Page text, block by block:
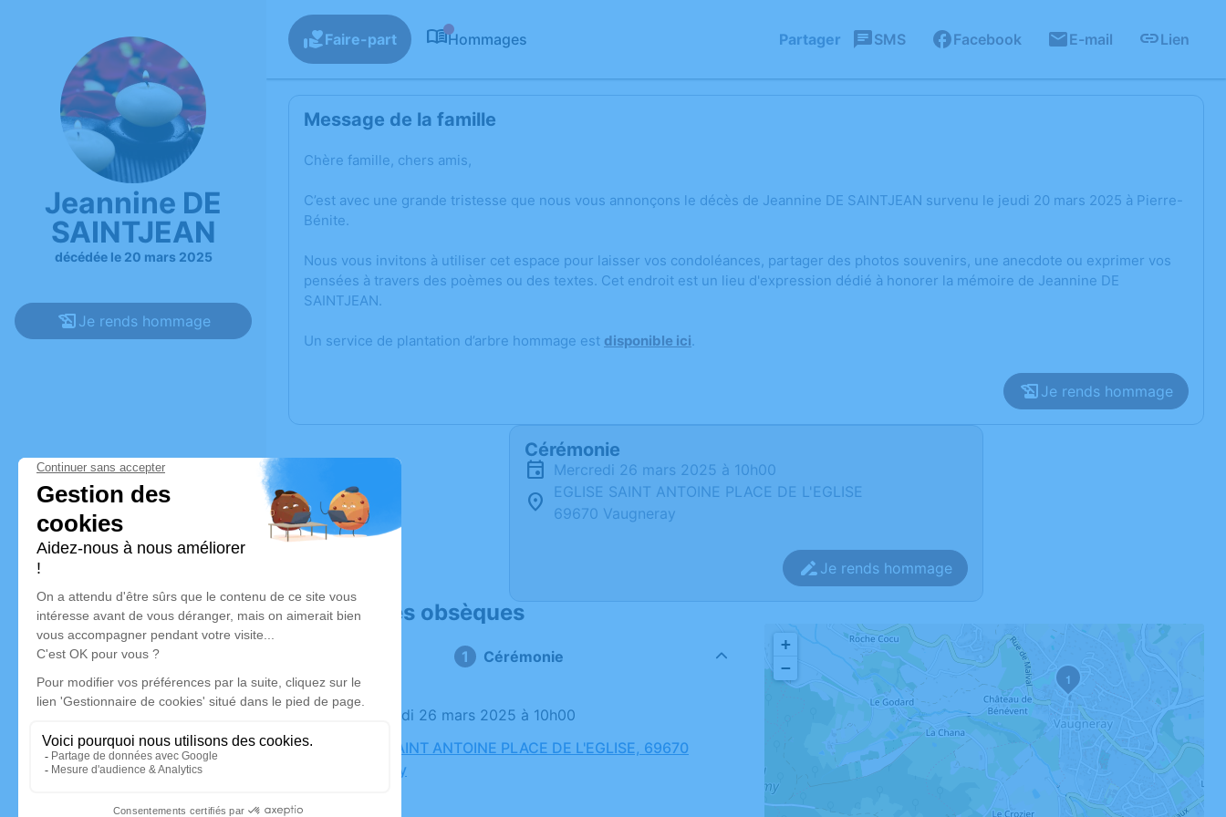
Jeannine DE
SAINTJEAN
décédée le 20 mars 2025
Je rends hommage
Faire-part Hommages Partager SMS Facebook E-mail Lien
Message de la famille
Chère famille, chers amis,
C’est avec une grande tristesse que nous vous annonçons le décès de Jeannine DE SAINTJEAN survenu le jeudi 20 mars 2025 à Pierre-
Bénite.
Nous vous invitons à utiliser cet espace pour laisser vos condoléances, partager des photos souvenirs, une anecdote ou exprimer vos
pensées à travers des poèmes ou des textes. Cet endroit est un lieu d'expression dédié à honorer la mémoire de Jeannine DE
SAINTJEAN.
Un service de plantation d’arbre hommage est disponible ici.
Je rends hommage
Cérémonie
mercredi 26 mars 2025 à 10h00
EGLISE SAINT ANTOINE PLACE DE L'EGLISE
69670 Vaugneray
Je rends hommage
Déroulé des obsèques
Cérémonie
Le mercredi 26 mars 2025 à 10h00
EGLISE SAINT ANTOINE PLACE DE L'EGLISE, 69670
Vaugneray
1
+
−